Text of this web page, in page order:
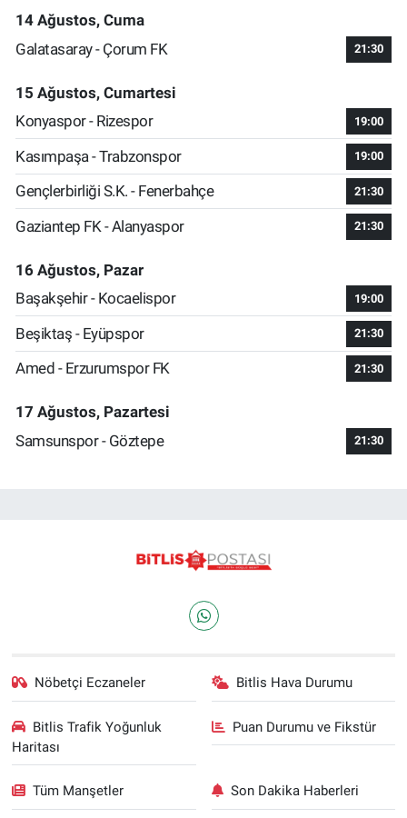
14 Ağustos, Cuma
Galatasaray - Çorum FK
21:30
15 Ağustos, Cumartesi
Konyaspor - Rizespor
19:00
Kasımpaşa - Trabzonspor 19:00
Gençlerbirliği S.K. - Fenerbahçe 21:30
Gaziantep FK - Alanyaspor 21:30
16 Ağustos, Pazar
Başakşehir - Kocaelispor
19:00
Beşiktaş - Eyüpspor 21:30
Amed - Erzurumspor FK 21:30
17 Ağustos, Pazartesi
Samsunspor - Göztepe
21:30
Nöbetçi Eczaneler Bitlis Hava Durumu
Bitlis Trafik Yoğunluk
Haritası
Puan Durumu ve Fikstür
Tüm Manşetler Son Dakika Haberleri